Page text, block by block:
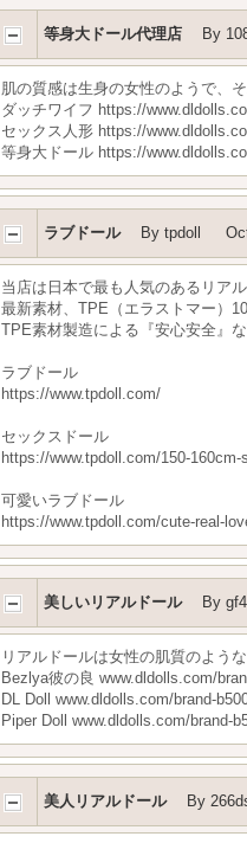
等身大ドール代理店 By
肌の質感は生身の女性のようで、
ダッチワイフ https://
セックス人形 https://
等身大ドール https://
ラブドール By tpdoll
当店は日本で最も人気のあるリア
最新素材、TPE（エラストマー）
TPE素材製造による『安心安全』
ラブドール
https://www.tpdoll.com/
セックスドール
https://www.tpdoll.com/150-160cm-
可愛いラブドール
https://www.tpdoll.com/cute-real-
美しいリアルドール By
リアルドールは女性の肌質のよう
Bezlya彼の良 www.dldolls.com/
DL Doll www.dldolls.com/brand-
Piper Doll www.dldolls.com/brand-
美人リアルドール By